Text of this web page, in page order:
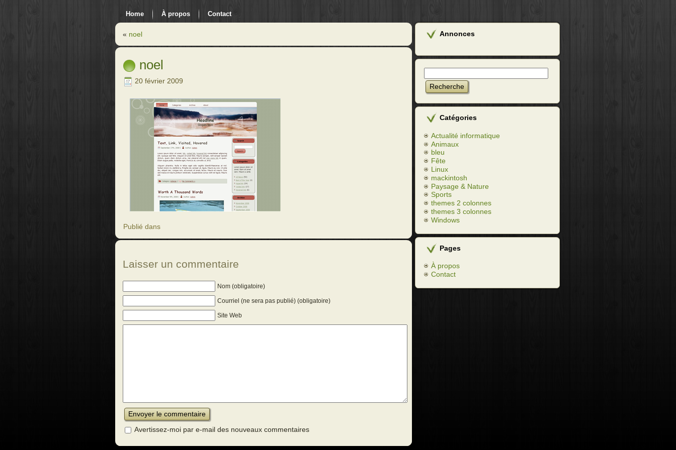
Home À propos Contact
« noel
noel
20 février 2009
Publié dans
Laisser un commentaire
Nom (obligatoire)
Courriel (ne sera pas publié) (obligatoire)
Site Web
Avertissez-moi par e-mail des nouveaux commentaires
Annonces
Catégories
Actualité informatique
Animaux
bleu
Fête
Linux
mackintosh
Paysage & Nature
Sports
themes 2 colonnes
themes 3 colonnes
Windows
Pages
À propos
Contact